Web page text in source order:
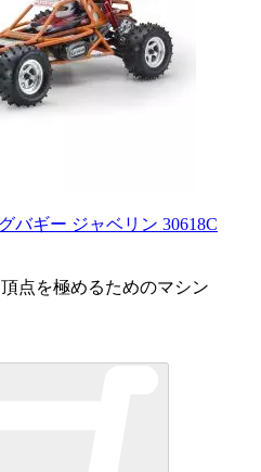
バギー ジャベリン 30618C
点を極めるためのマシン